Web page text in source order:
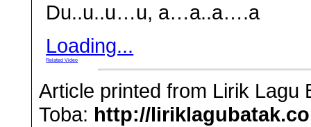
Du..u..u…u, a…a..a….a
Loading...
Related Video
Article printed from Lirik Lagu
Toba: http://